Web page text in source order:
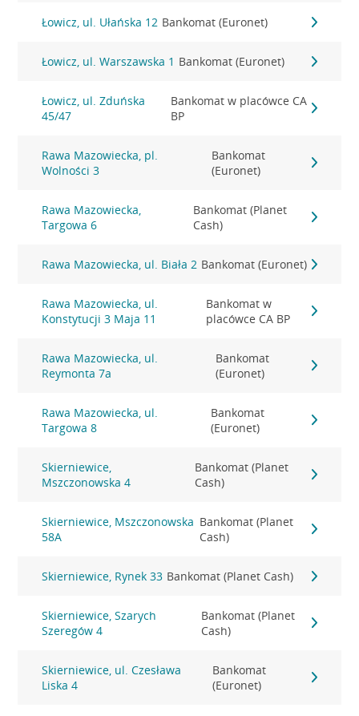
Łowicz, ul. Ułańska 12 Bankomat (Euronet)
Łowicz, ul. Warszawska 1 Bankomat (Euronet)
Łowicz, ul. Zduńska
45/47
Bankomat w placówce CA
BP
Rawa Mazowiecka, pl.
Wolności 3
Bankomat
(Euronet)
Rawa Mazowiecka,
Targowa 6
Bankomat (Planet
Cash)
Rawa Mazowiecka, ul. Biała 2 Bankomat (Euronet)
Rawa Mazowiecka, ul.
Konstytucji 3 Maja 11
Bankomat w
placówce CA BP
Rawa Mazowiecka, ul.
Reymonta 7a
Bankomat
(Euronet)
Rawa Mazowiecka, ul.
Targowa 8
Bankomat
(Euronet)
Skierniewice,
Mszczonowska 4
Bankomat (Planet
Cash)
Skierniewice, Mszczonowska
58A
Bankomat (Planet
Cash)
Skierniewice, Rynek 33 Bankomat (Planet Cash)
Skierniewice, Szarych
Szeregów 4
Bankomat (Planet
Cash)
Skierniewice, ul. Czesława
Liska 4
Bankomat
(Euronet)